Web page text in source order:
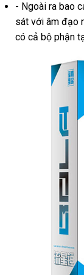
- Ngoài ra bao
sát với âm đạo
có cả bộ phận